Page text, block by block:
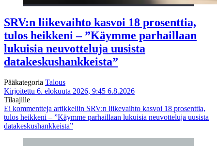
SRV:n liikevaihto kasvoi 18 prosenttia,
tulos heikkeni – ”Käymme parhaillaan
lukuisia neuvotteluja uusista
datakeskushankkeista”
Pääkategoria Talous
Kirjoitettu 6. elokuuta 2026, 9:45 6.8.2026
Tilaajille
Ei kommentteja artikkeliin SRV:n liikevaihto kasvoi 18 prosenttia,
tulos heikkeni – ”Käymme parhaillaan lukuisia neuvotteluja uusista
datakeskushankkeista”